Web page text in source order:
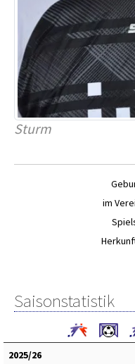
Sturm
im
Saisonstatistik
2025/26